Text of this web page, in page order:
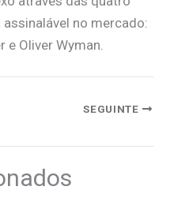
no mercado:
e Oliver Wyman.
SEGUINTE